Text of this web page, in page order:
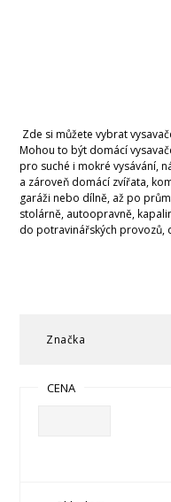
Zde si můžete vybrat
Mohou to být domácí
pro suché i mokré vysávání,
a zároveň domácí zvířata,
garáži nebo dílně, až po
stolárně, autoopravně,
do potravinářských
Značka
CENA